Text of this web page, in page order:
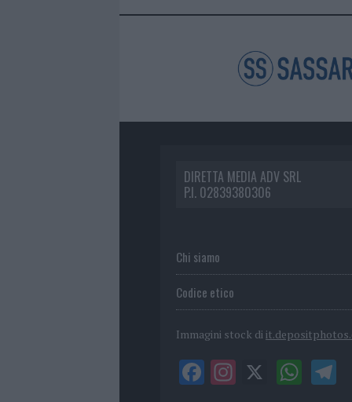
DIRETTA MEDIA ADV SRL
P.I. 02839380306
Chi siamo
Codice etico
Immagini stock di